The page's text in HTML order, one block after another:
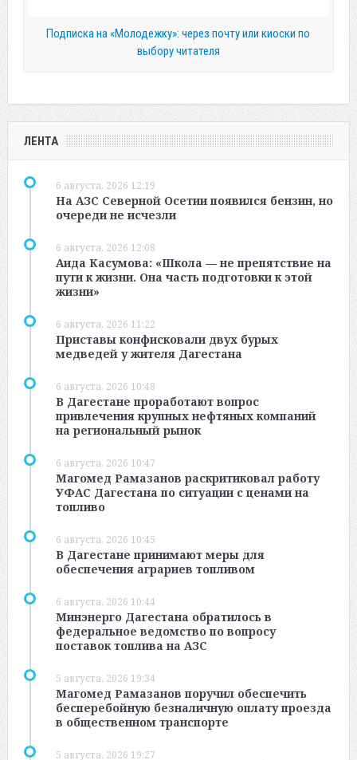
Подписка на «Молодежку»: через почту или киоски по
выбору читателя
ЛЕНТА
6 августа, 2026 12:19
На АЗС Северной Осетии появился бензин, но
очереди не исчезли
6 августа, 2026 12:08
Аида Касумова: «Школа — не препятствие на
пути к жизни. Она часть подготовки к этой
жизни»
6 августа, 2026 11:22
Приставы конфисковали двух бурых
медведей у жителя Дагестана
6 августа, 2026 10:48
В Дагестане проработают вопрос
привлечения крупных нефтяных компаний
на региональный рынок
6 августа, 2026 10:47
Магомед Рамазанов раскритиковал работу
УФАС Дагестана по ситуации с ценами на
топливо
6 августа, 2026 10:45
В Дагестане принимают меры для
обеспечения аграриев топливом
6 августа, 2026 10:44
Минэнерго Дагестана обратилось в
федеральное ведомство по вопросу
поставок топлива на АЗС
5 августа, 2026 19:34
Магомед Рамазанов поручил обеспечить
бесперебойную безналичную оплату проезда
в общественном транспорте
5 августа, 2026 19:27